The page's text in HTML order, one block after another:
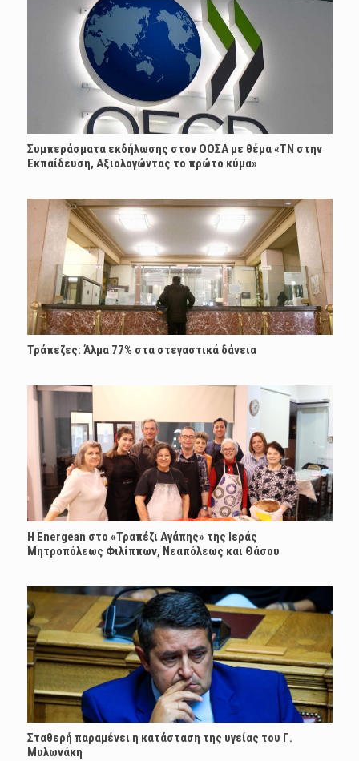
Συμπεράσματα εκδήλωσης στον ΟΟΣΑ με θέμα «ΤΝ στην
Εκπαίδευση, Αξιολογώντας το πρώτο κύμα»
Τράπεζες: Άλμα 77% στα στεγαστικά δάνεια
H Energean στο «Τραπέζι Αγάπης» της Ιεράς
Μητροπόλεως Φιλίππων, Νεαπόλεως και Θάσου
Σταθερή παραμένει η κατάσταση της υγείας του Γ.
Μυλωνάκη